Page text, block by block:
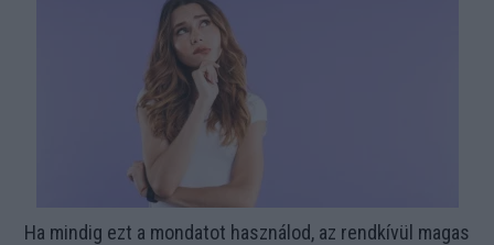
Ha mindig ezt a mondatot használod, az rendkívül magas